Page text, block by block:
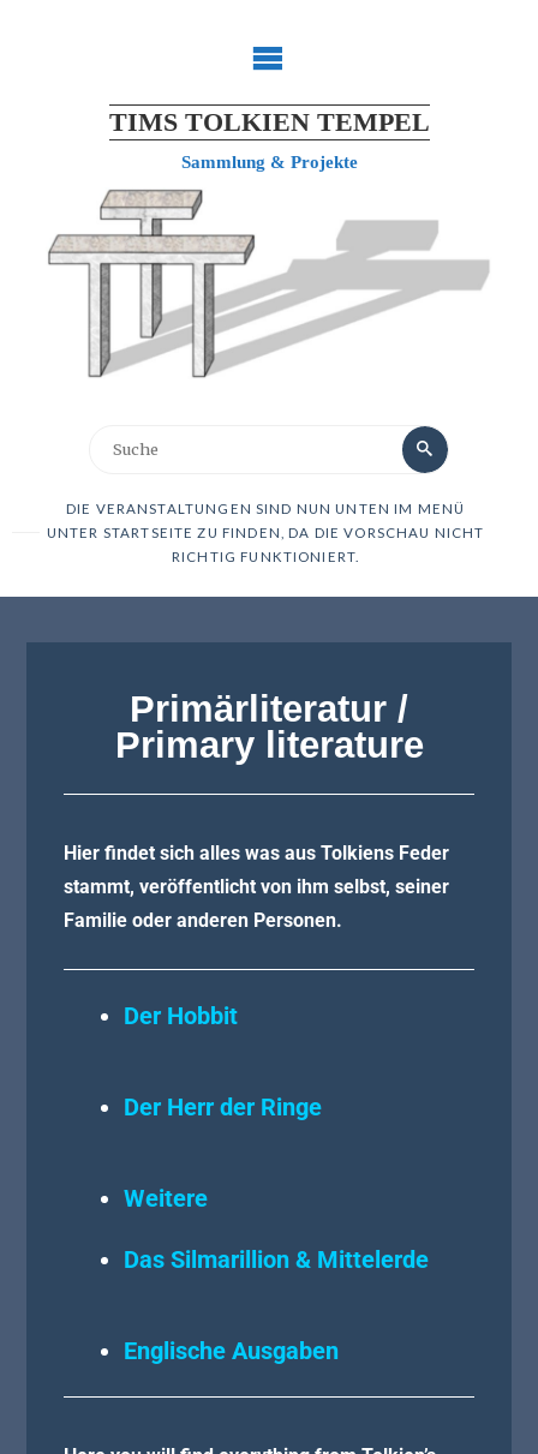
TIMS TOLKIEN TEMPEL
Sammlung & Projekte
DIE VERANSTALTUNGEN SIND NUN UNTEN IM MENÜ
UNTER STARTSEITE ZU FINDEN, DA DIE VORSCHAU NICHT
RICHTIG FUNKTIONIERT.
Primärliteratur /
Primary literature
Hier findet sich alles was aus Tolkiens Feder
stammt, veröffentlicht von ihm selbst, seiner
Familie oder anderen Personen.
Der Hobbit
Der Herr der Ringe
Weitere
Das Silmarillion & Mittelerde
Englische Ausgaben